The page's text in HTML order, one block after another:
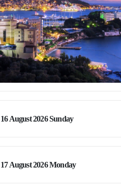
16 August 2026 Sunday
17 August 2026 Monday